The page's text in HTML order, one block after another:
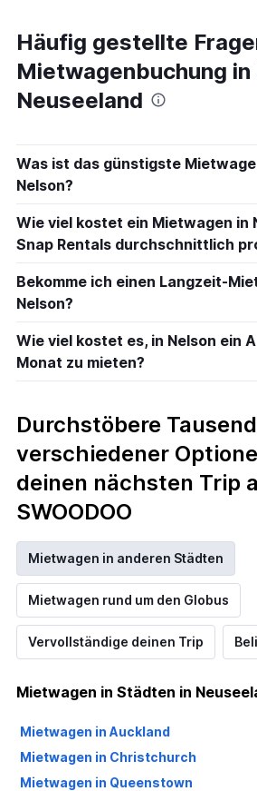
Häufig gestellte
Mietwagenbuchung in
Neuseeland
Was ist das günstigste
Nelson?
Wie viel kostet ein Mietwagen in
Snap Rentals durchschnittlich
Bekomme ich einen Langzeit-
Nelson?
Wie viel kostet es, in Nelson ein
Monat zu mieten?
Durchstöbere
verschiedener
deinen nächsten Trip
SWOODOO
Mietwagen in anderen Städten
Mietwagen rund um den Globus
Vervollständige deinen Trip
Mietwagen in Städten in
Mietwagen in Auckland
Mietwagen in Christchurch
Mietwagen in Queenstown